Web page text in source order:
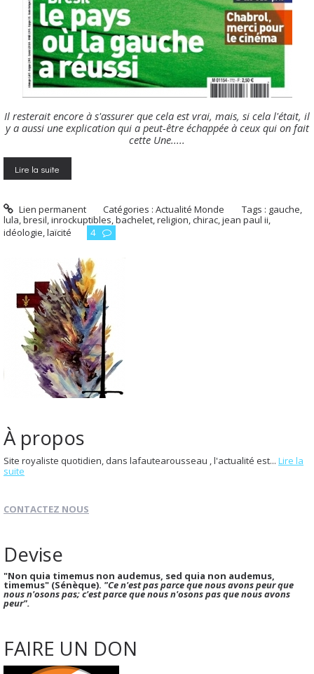
Il resterait encore à s'assurer que cela est vrai, mais, si cela l'était, il
y a aussi une explication qui a peut-être échappée à ceux qui on fait
cette Une.....
Lire la suite
Lien permanent Catégories :Actualité Monde Tags : gauche,
lula,bresil,inrockuptibles,bachelet,religion,chirac,jean paul ii,
idéologie,laïcité 4
À propos
Site royaliste quotidien, dans lafautearousseau , l'actualité est... Lire la
suite
CONTACTEZ NOUS
Devise
"Non quia timemus non audemus, sed quia non audemus,
timemus" (Sénèque). "Ce n'est pas parce que nous avons peur que
nous n'osons pas; c'est parce que nous n'osons pas que nous avons
peur".
FAIRE UN DON